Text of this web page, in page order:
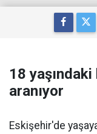
18 yaşındaki
aranıyor
Eskişehir'de